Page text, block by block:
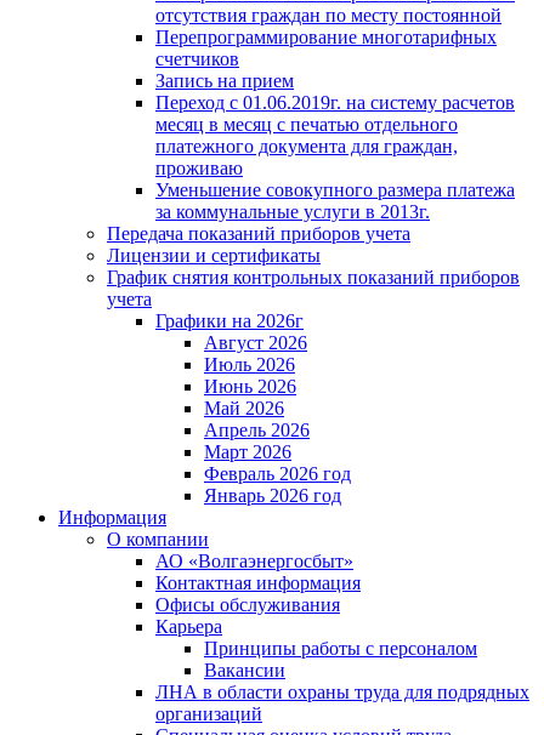
отсутствия граждан по месту постоянной
Перепрограммирование многотарифных
счетчиков
Запись на прием
Переход с 01.06.2019г. на систему расчетов
месяц в месяц с печатью отдельного
платежного документа для граждан,
проживаю
Уменьшение совокупного размера платежа
за коммунальные услуги в 2013г.
Передача показаний приборов учета
Лицензии и сертификаты
График снятия контрольных показаний приборов
учета
Графики на 2026г
Август 2026
Июль 2026
Июнь 2026
Май 2026
Апрель 2026
Март 2026
Февраль 2026 год
Январь 2026 год
Информация
О компании
АО «Волгаэнергосбыт»
Контактная информация
Офисы обслуживания
Карьера
Принципы работы с персоналом
Вакансии
ЛНА в области охраны труда для подрядных
организаций